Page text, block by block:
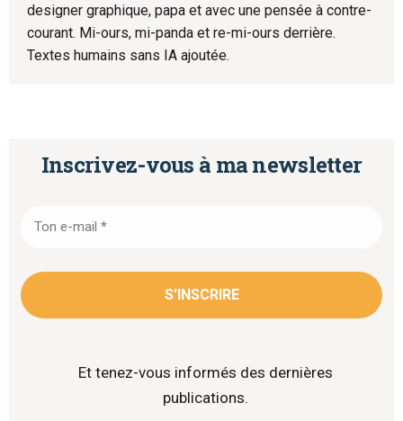
designer graphique, papa et avec une pensée à contre-
courant. Mi-ours, mi-panda et re-mi-ours derrière.
Textes humains sans IA ajoutée.
Inscrivez-vous à ma newsletter
Et tenez-vous informés des dernières
publications.